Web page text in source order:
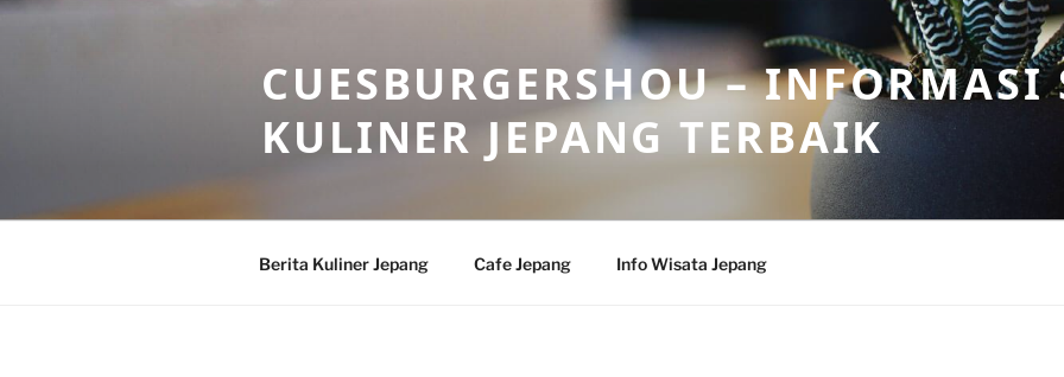
Skip
CUESBURGERSHOU – INFORMASI
KULINER JEPANG TERBAIK
Berita Kuliner Jepang Cafe Jepang Info Wisata Jepang